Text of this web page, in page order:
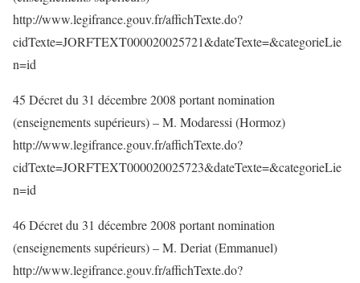
http://www.legifrance.gouv.fr/affichTexte.do?
cidTexte=JORFTEXT000020025721&dateTexte=&categorieLie
n=id
45 Décret du 31 décembre 2008 portant nomination
(enseignements supérieurs) – M. Modaressi (Hormoz)
http://www.legifrance.gouv.fr/affichTexte.do?
cidTexte=JORFTEXT000020025723&dateTexte=&categorieLie
n=id
46 Décret du 31 décembre 2008 portant nomination
(enseignements supérieurs) – M. Deriat (Emmanuel)
http://www.legifrance.gouv.fr/affichTexte.do?